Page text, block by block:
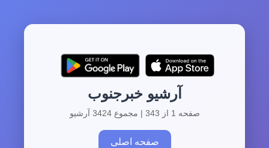
آرشیو خبرجنوب
صفحه 1 از 343 | مجموع 3424 آرشیو
صفحه اصلی